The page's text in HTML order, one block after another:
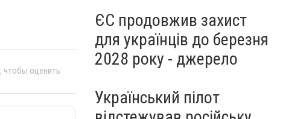
, чтобы оценить
ЄС продовжив захист
для українців до березня
2028 року - джерело
Український пілот